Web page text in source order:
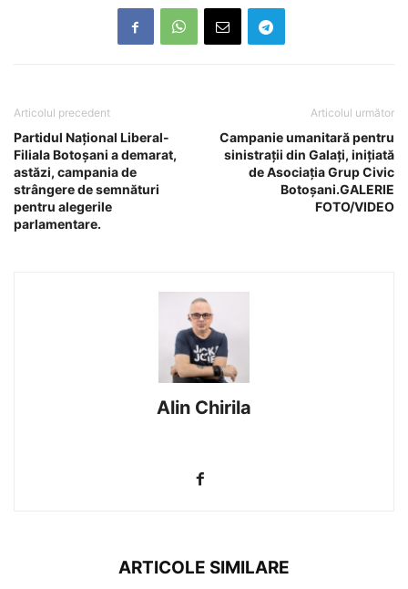
Articolul precedent
Partidul Național Liberal-
Filiala Botoșani a demarat,
astăzi, campania de
strângere de semnături
pentru alegerile
parlamentare.
Articolul următor
Campanie umanitară pentru
sinistrații din Galați, inițiată
de Asociația Grup Civic
Botoșani.GALERIE
FOTO/VIDEO
Alin Chirila
ARTICOLE SIMILARE